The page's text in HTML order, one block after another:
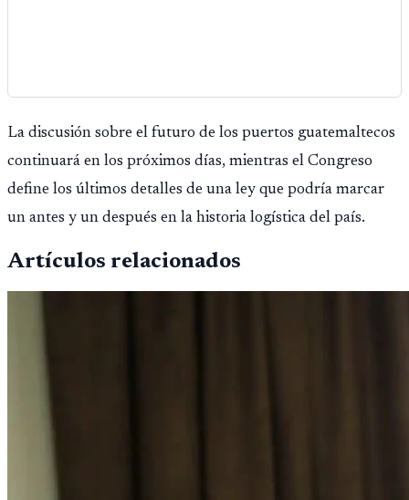
La discusión sobre el futuro de los puertos guatemaltecos
continuará en los próximos días, mientras el Congreso
define los últimos detalles de una ley que podría marcar
un antes y un después en la historia logística del país.
Artículos relacionados